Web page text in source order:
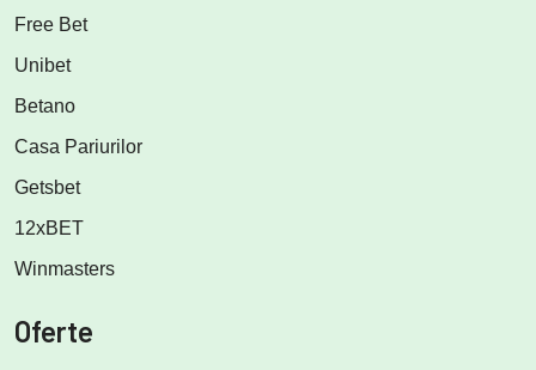
Free Bet
Unibet
Betano
Casa Pariurilor
Getsbet
12xBET
Winmasters
Oferte